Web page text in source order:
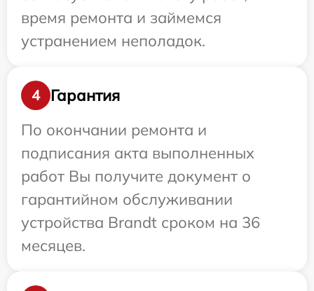
время ремонта и займемся
устранением неполадок.
4
Гарантия
По окончании ремонта и
подписания акта выполненных
работ Вы получите документ о
гарантийном обслуживании
устройства Brandt сроком на 36
месяцев.